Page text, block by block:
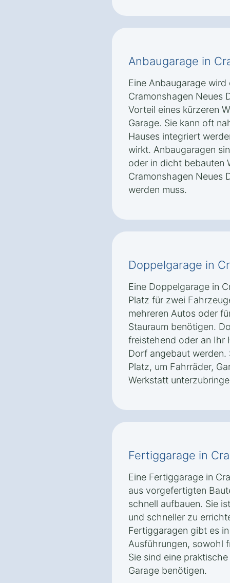
Anbaugarage in
Eine Anbaugarage
Cramonshagen Neues
Vorteil eines kürzeren
Garage. Sie kann oft
Hauses integriert
wirkt. Anbaugaragen
oder in dicht bebauten
Cramonshagen Neues
werden muss.
Doppelgarage in
Eine Doppelgarage in
Platz für zwei
mehreren Autos oder
Stauraum benötigen.
freistehend oder an Ihr
Dorf angebaut werden.
Platz, um Fahrräder,
Werkstatt
Fertiggarage in
Eine Fertiggarage in
aus vorgefertigten
schnell aufbauen. Sie
und schneller zu
Fertiggaragen gibt es
Ausführungen, sowohl
Sie sind eine
Garage benötigen.